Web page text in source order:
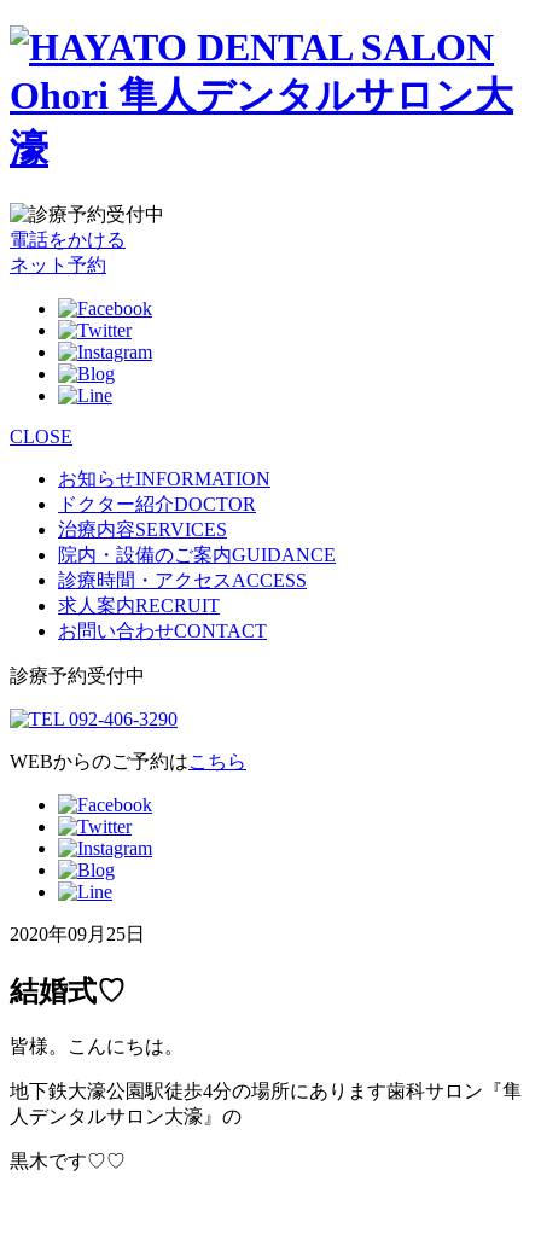
電話をかける
ネット予約
CLOSE
お知らせINFORMATION
ドクター紹介DOCTOR
治療内容SERVICES
院内・設備のご案内GUIDANCE
診療時間・アクセスACCESS
求人案内RECRUIT
お問い合わせCONTACT
診療予約受付中
WEBからのご予約はこちら
2020年09月25日
結婚式♡
皆様。こんにちは。
地下鉄大濠公園駅徒歩4分の場所にあります歯科サロン『隼
人デンタルサロン大濠』の
黒木です♡♡